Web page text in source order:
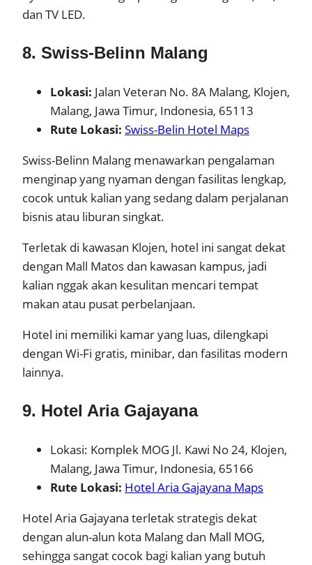
dan TV LED.
8. Swiss-Belinn Malang
Lokasi: Jalan Veteran No. 8A Malang, Klojen,
Malang, Jawa Timur, Indonesia, 65113
Rute Lokasi: Swiss-Belin Hotel Maps
Swiss-Belinn Malang menawarkan pengalaman
menginap yang nyaman dengan fasilitas lengkap,
cocok untuk kalian yang sedang dalam perjalanan
bisnis atau liburan singkat.
Terletak di kawasan Klojen, hotel ini sangat dekat
dengan Mall Matos dan kawasan kampus, jadi
kalian nggak akan kesulitan mencari tempat
makan atau pusat perbelanjaan.
Hotel ini memiliki kamar yang luas, dilengkapi
dengan Wi-Fi gratis, minibar, dan fasilitas modern
lainnya.
9. Hotel Aria Gajayana
Lokasi: Komplek MOG Jl. Kawi No 24, Klojen,
Malang, Jawa Timur, Indonesia, 65166
Rute Lokasi: Hotel Aria Gajayana Maps
Hotel Aria Gajayana terletak strategis dekat
dengan alun-alun kota Malang dan Mall MOG,
sehingga sangat cocok bagi kalian yang butuh